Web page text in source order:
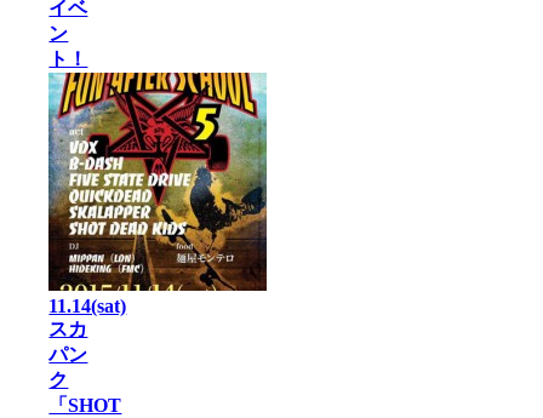
イベ
ン
ト！
11.14(sat)
スカ
パン
ク
「SHOT